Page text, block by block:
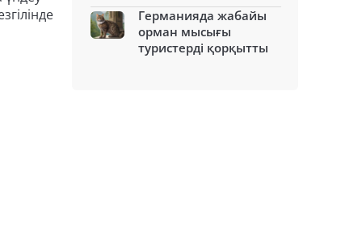
Германияда жабайы
орман мысығы
туристерді қорқытты